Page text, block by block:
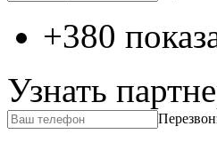
+380
Узнать